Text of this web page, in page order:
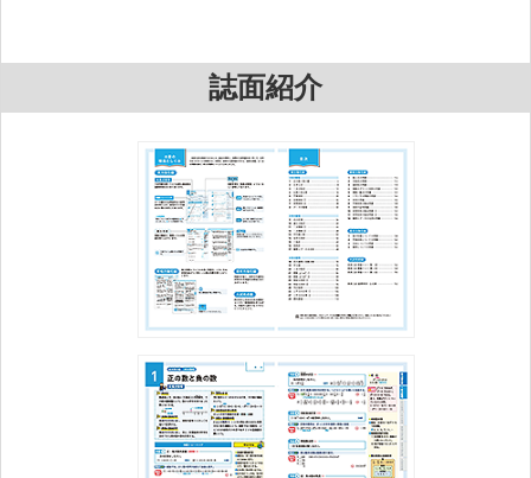
誌面紹介